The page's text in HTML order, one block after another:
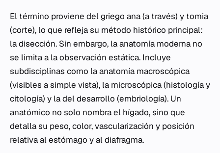
El término proviene del griego ana(a través) y tomia
(corte), lo que refleja su método histórico principal:
la disección. Sin embargo, la anatomía moderna no
se limita a la observación estática. Incluye
subdisciplinas como la anatomía macroscópica
(visibles a simple vista), la microscópica (histología y
citología) y la del desarrollo (embriología). Un
anatómico no solo nombra el hígado, sino que
detalla su peso, color, vascularización y posición
relativa al estómago y al diafragma.